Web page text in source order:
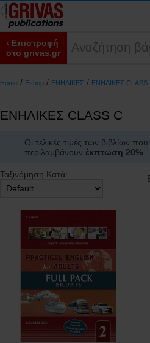
‹ Επιστροφή
στο grivas.gr
Home / Eshop / ΕΝΗΛΙΚΕΣ / ΕΝΗΛΙΚΕΣ CLASS
ΕΝΗΛΙΚΕΣ CLASS C
Οι τελικές τιμές των βιβλίων
περιλαμβάνουν έκπτωση 20%
Ταξινόμηση Κατά: